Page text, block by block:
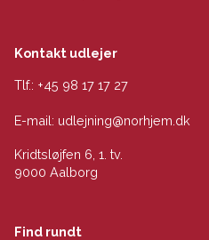
Kontakt udlejer
Tlf.: +45 98 17 17 27
E-mail: udlejning@norhjem.dk
Kridtsløjfen 6, 1. tv.
9000 Aalborg
Find rundt